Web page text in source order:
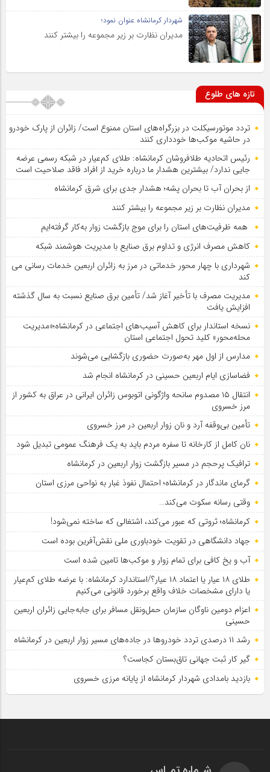
شهردار کرمانشاه عنوان نمود؛
مدیران نظارت بر زیر مجموعه را بیشتر کنند
تازه های طلوع
تردد موتورسیکلت در بزرگراه‌های استان ممنوع است/ زائران از پارک خودرو
در حاشیه موکب‌ها خودداری کنند
رئیس اتحادیه طلافروشان کرمانشاه: طلای کم‌عیار در شبکه رسمی عرضه
جایی ندارد/ بیشترین هشدار ما درباره خرید از افراد فاقد صلاحیت است
از بحران آب تا بحران پشه؛ هشدار جدی برای شرق کرمانشاه
مدیران نظارت بر زیر مجموعه را بیشتر کنند
همه ظرفیت‌های استان را برای موج بازگشت زوار به‌کار گرفته‌ایم
کاهش مصرف انرژی و تداوم برق صنایع با مدیریت هوشمند شبکه
شهرداری با چهار محور خدماتی در مرز به زائران اربعین خدمات رسانی می
کند
مدیریت مصرف با تأخیر آغاز شد/ تأمین برق صنایع نسبت به سال گذشته
افزایش یافت
نسخه استاندار برای کاهش آسیب‌های اجتماعی در کرمانشاه؛«مدیریت
محله‌محور» کلید تحول اجتماعی استان
مدارس از اول مهر به‌صورت حضوری بازگشایی می‌شوند
فضاسازی ایام اربعین حسینی در کرمانشاه انجام شد
انتقال ۱۵ مصدوم سانحه واژگونی اتوبوس زائران ایرانی در عراق به کشور از
مرز خسروی
تأمین بی‌وقفه آرد و نان زوار اربعین در مرز خسروی
نان کامل از کارخانه تا سفره مردم باید به یک فرهنگ عمومی تبدیل شود
ترافیک پرحجم در مسیر بازگشت زوار اربعین در کرمانشاه
گرمای ماندگار در کرمانشاه؛ احتمال نفوذ غبار به نواحی مرزی استان
وقتی رسانه سکوت می‌کند…
کرمانشاه؛ ثروتی که عبور می‌کند، اشتغالی که ساخته نمی‌شود!
جهاد دانشگاهی در تقویت خودباوری ملی نقش‌آفرین بوده است
آب و یخ کافی برای تمام زوار و موکب‌ها تامین شده است
طلای ۱۸ عیار یا اعتماد ۱۸ عیار؟/استاندارد کرمانشاه: با عرضه طلای کم‌عیار
یا دارای مشخصات خلاف واقع برخورد قانونی می‌کنیم
اعزام دومین ناوگان سازمان حمل‌ونقل مسافر برای جابه‌جایی زائران اربعین
حسینی
رشد ۱۱ درصدی تردد خودروها در جاده‌های مسیر زوار اربعین در کرمانشاه
گیر کار ثبت جهانی تاق‌بستان کجاست؟
بازدید بامدادی شهردار کرمانشاه از پایانه مرزی خسروی